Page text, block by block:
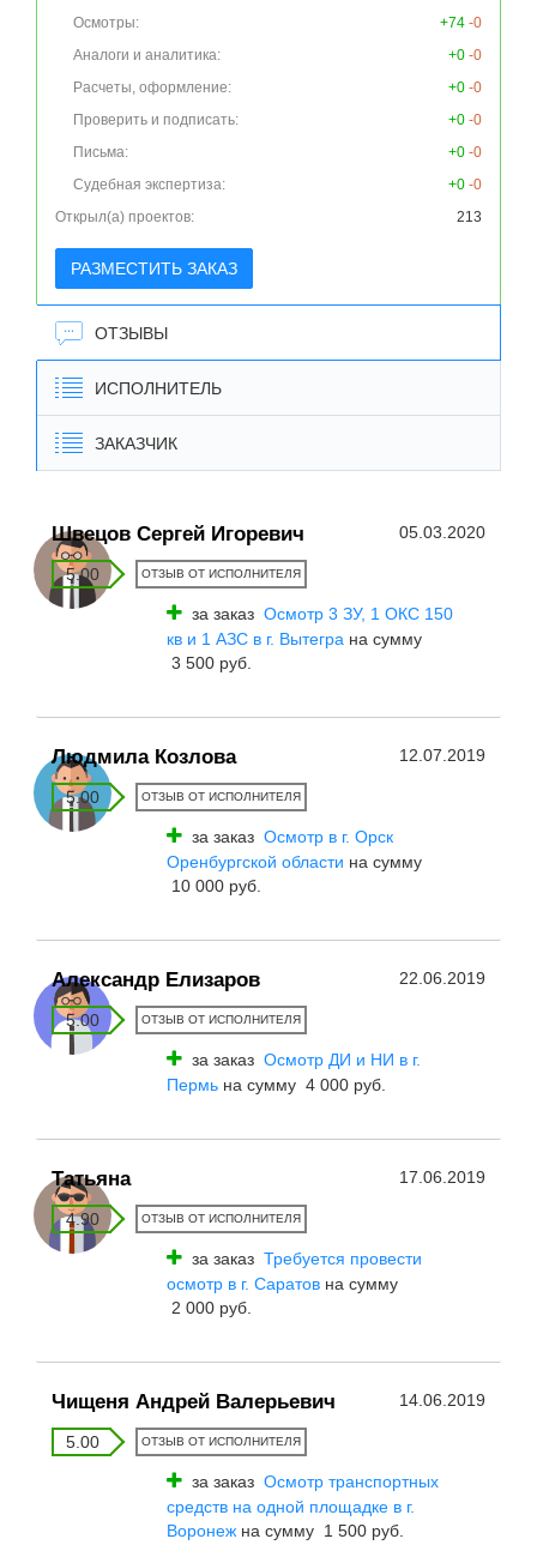
Осмотры:
+74 -0
Аналоги и аналитика:
+0 -0
Расчеты, оформление:
+0 -0
Проверить и подписать:
+0 -0
Письма:
+0 -0
Судебная экспертиза:
+0 -0
Открыл(а) проектов:
213
РАЗМЕСТИТЬ ЗАКАЗ
ОТЗЫВЫ
ИСПОЛНИТЕЛЬ
ЗАКАЗЧИК
Швецов Сергей Игоревич 05.03.2020
5.00 ОТЗЫВ ОТ ИСПОЛНИТЕЛЯ
за заказ Осмотр 3 ЗУ, 1 ОКС 150
кв и 1 АЗС в г. Вытегра на сумму
3 500 руб.
Людмила Козлова 12.07.2019
5.00 ОТЗЫВ ОТ ИСПОЛНИТЕЛЯ
за заказ Осмотр в г. Орск
Оренбургской области на сумму
10 000 руб.
Александр Елизаров 22.06.2019
5.00 ОТЗЫВ ОТ ИСПОЛНИТЕЛЯ
за заказ Осмотр ДИ и НИ в г.
Пермь на сумму 4 000 руб.
Татьяна 17.06.2019
4.90 ОТЗЫВ ОТ ИСПОЛНИТЕЛЯ
за заказ Требуется провести
осмотр в г. Саратов на сумму
2 000 руб.
Чищеня Андрей Валерьевич 14.06.2019
5.00 ОТЗЫВ ОТ ИСПОЛНИТЕЛЯ
за заказ Осмотр транспортных
средств на одной площадке в г.
Воронеж на сумму 1 500 руб.